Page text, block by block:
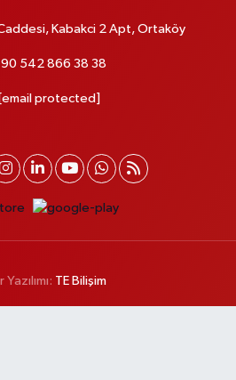
Kabakci 2 Apt, Ortaköy
542 866 38 38
[email protected]
TE Bilişim